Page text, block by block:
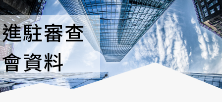
進駐審查
會資料